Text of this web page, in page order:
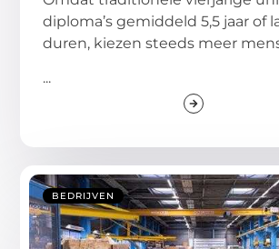
diploma’s gemiddeld 5,5 jaar of
duren, kiezen steeds meer
...
BEDRIJVEN